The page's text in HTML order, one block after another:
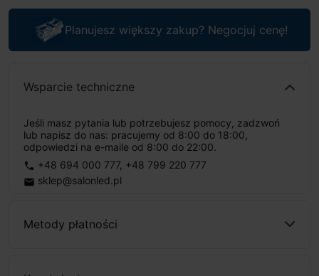
Planujesz większy zakup? Negocjuj cenę!
Wsparcie techniczne
Jeśli masz pytania lub potrzebujesz pomocy, zadzwoń
lub napisz do nas: pracujemy od 8:00 do 18:00,
odpowiedzi na e-maile od 8:00 do 22:00.
phone +48 694 000 777, +48 799 220 777
email sklep@salonled.pl
Metody płatności